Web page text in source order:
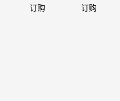
订购
订购